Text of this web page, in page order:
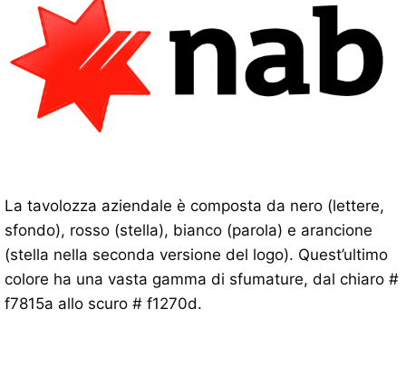
La tavolozza aziendale è composta da nero (lettere,
sfondo), rosso (stella), bianco (parola) e arancione
(stella nella seconda versione del logo). Quest’ultimo
colore ha una vasta gamma di sfumature, dal chiaro #
f7815a allo scuro # f1270d.